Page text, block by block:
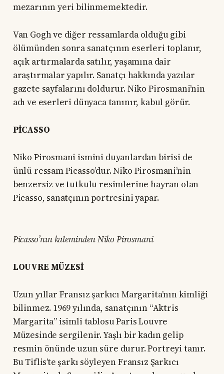
mezarının yeri bilinmemektedir.
Van Gogh ve diğer ressamlarda olduğu gibi
ölümünden sonra sanatçının eserleri toplanır,
açık artırmalarda satılır, yaşamına dair
araştırmalar yapılır. Sanatçı hakkında yazılar
gazete sayfalarını doldurur. Niko Pirosmani’nin
adı ve eserleri dünyaca tanınır, kabul görür.
PİCASSO
Niko Pirosmani ismini duyanlardan birisi de
ünlü ressam Picasso’dur. Niko Pirosmani’nin
benzersiz ve tutkulu resimlerine hayran olan
Picasso, sanatçının portresini yapar.
Picasso’nın kaleminden Niko Pirosmani
LOUVRE MÜZESİ
Uzun yıllar Fransız şarkıcı Margarita’nın kimliği
bilinmez. 1969 yılında, sanatçının “Aktris
Margarita” isimli tablosu Paris Louvre
Müzesinde sergilenir. Yaşlı bir kadın gelip
resmin önünde uzun süre durur. Portreyi tanır.
Bu Tiflis’te şarkı söyleyen Fransız Şarkıcı